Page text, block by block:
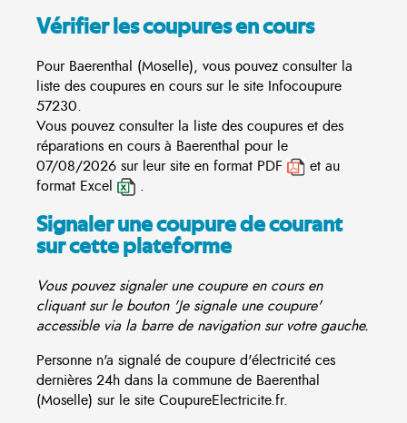
Vérifier les coupures en cours
Pour Baerenthal (Moselle), vous pouvez consulter la
liste des coupures en cours sur le site Infocoupure
57230.
Vous pouvez consulter la liste des coupures et des
réparations en cours à Baerenthal pour le
07/08/2026 sur leur site en format PDF
et au
format Excel
.
Signaler une coupure de courant
sur cette plateforme
Vous pouvez signaler une coupure en cours en
cliquant sur le bouton 'Je signale une coupure'
accessible via la barre de navigation sur votre gauche.
Personne n'a signalé de coupure d'électricité ces
dernières 24h dans la commune de Baerenthal
(Moselle) sur le site CoupureElectricite.fr.